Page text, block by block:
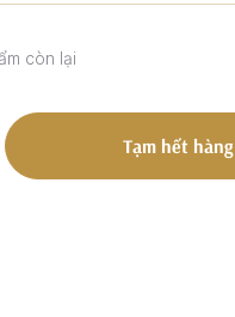
còn lại
Tạm hết hàng